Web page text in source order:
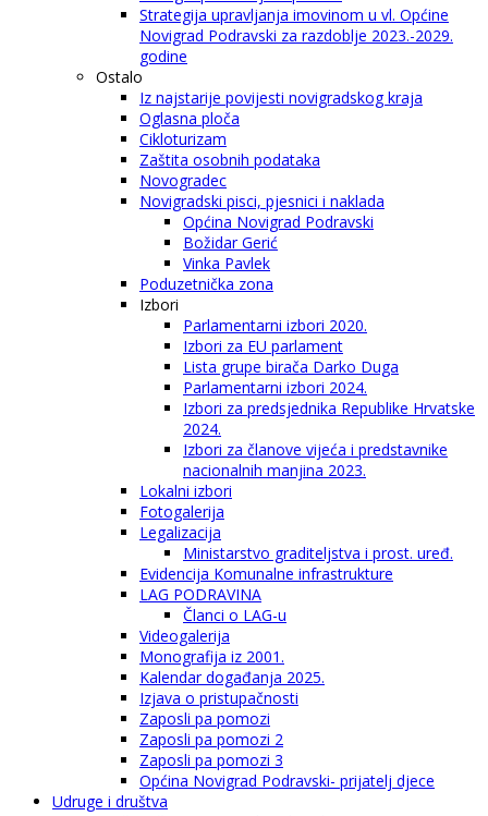
Strategija upravljanja imovinom u vl. Općine
Novigrad Podravski za razdoblje 2023.-2029.
godine
Ostalo
Iz najstarije povijesti novigradskog kraja
Oglasna ploča
Cikloturizam
Zaštita osobnih podataka
Novogradec
Novigradski pisci, pjesnici i naklada
Općina Novigrad Podravski
Božidar Gerić
Vinka Pavlek
Poduzetnička zona
Izbori
Parlamentarni izbori 2020.
Izbori za EU parlament
Lista grupe birača Darko Duga
Parlamentarni izbori 2024.
Izbori za predsjednika Republike Hrvatske
2024.
Izbori za članove vijeća i predstavnike
nacionalnih manjina 2023.
Lokalni izbori
Fotogalerija
Legalizacija
Ministarstvo graditeljstva i prost. uređ.
Evidencija Komunalne infrastrukture
LAG PODRAVINA
Članci o LAG-u
Videogalerija
Monografija iz 2001.
Kalendar događanja 2025.
Izjava o pristupačnosti
Zaposli pa pomozi
Zaposli pa pomozi 2
Zaposli pa pomozi 3
Općina Novigrad Podravski- prijatelj djece
Udruge i društva